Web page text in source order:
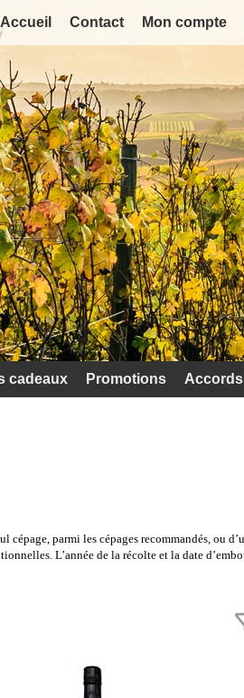
Accueil Contact Mon compte
cadeaux Promotions
parmi les cépages recommandés, ou
L’année de la récolte et la date